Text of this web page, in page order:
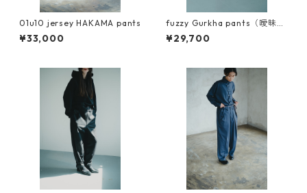
01u10 jersey HAKAMA pants
¥33,000
fuzzy Gurkha pants（曖昧な
ズボン）キュプラコットン使
用
¥29,700